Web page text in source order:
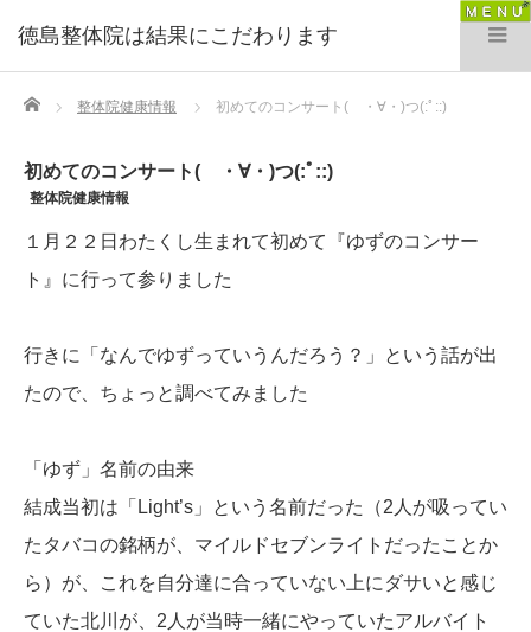
徳島整体院は結果にこだわります
Home 整体院健康情報 初めてのコンサート( ・∀・)つ(:ﾟ::)
初めてのコンサート( ・∀・)つ(:ﾟ::)
整体院健康情報
１月２２日わたくし生まれて初めて『ゆずのコンサー
ト』に行って参りました
行きに「なんでゆずっていうんだろう？」という話が出
たので、ちょっと調べてみました
「ゆず」名前の由来
結成当初は「Light’s」という名前だった（2人が吸ってい
たタバコの銘柄が、マイルドセブンライトだったことか
ら）が、これを自分達に合っていない上にダサいと感じ
ていた北川が、2人が当時一緒にやっていたアルバイト